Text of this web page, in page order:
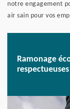
notre engagement
air sain pour vos
Ramonage